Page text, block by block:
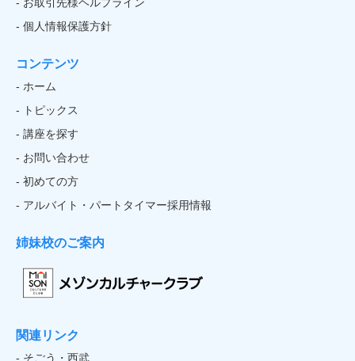
- 個人情報保護方針
コンテンツ
- ホーム
- トピックス
- 講座を探す
- お問い合わせ
- 初めての方
- アルバイト・パートタイマー採用情報
姉妹校のご案内
関連リンク
- そごう・西武